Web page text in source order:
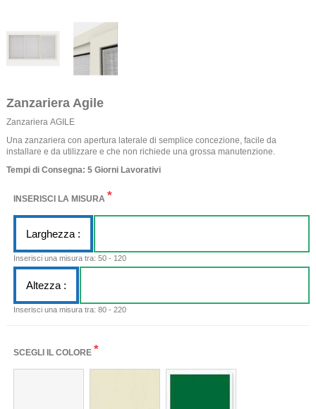
Zanzariera Agile
Zanzariera AGILE
Una zanzariera con apertura laterale di semplice concezione, facile da
installare e da utilizzare e che non richiede una grossa manutenzione.
Tempi di Consegna: 5 Giorni Lavorativi
INSERISCI LA MISURA *
Larghezza :
Inserisci una misura tra: 50 - 120
Altezza :
Inserisci una misura tra: 80 - 220
SCEGLI IL COLORE *